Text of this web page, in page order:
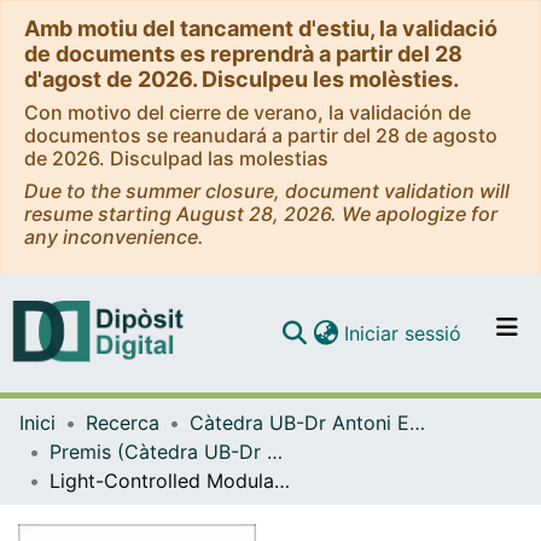
Amb motiu del tancament d'estiu, la validació
de documents es reprendrà a partir del 28
d'agost de 2026. Disculpeu les molèsties.
Con motivo del cierre de verano, la validación de
documentos se reanudará a partir del 28 de agosto
de 2026. Disculpad las molestias
Due to the summer closure, document validation will
resume starting August 28, 2026. We apologize for
any inconvenience.
Navega per tot el DD
Com publicar
Contacte
Iniciar sessió (current)
Inici Recerca
Càtedra UB-Dr Antoni Esteve i Subirana de Recerca en Farmacologia
Premis (Càtedra UB-Dr Antoni Esteve i Subirana de Recerca en Farmacologia)
Light-Controlled Modulation of Muscarinic Acetylcholine Receptors Using a Novel Subtype-Selective Photoswitchable Ligand